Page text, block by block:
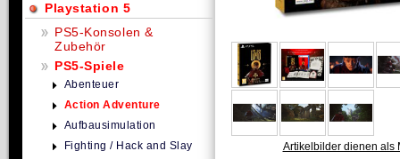
Artikelbilder dienen als
Playstation 5
PS5-Konsolen &
Zubehör
PS5-Spiele
Abenteuer
Action Adventure
Aufbausimulation
Fighting / Hack and Slay